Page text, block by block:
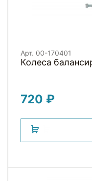
Арт. 00-170401
Колеса
720 ₽